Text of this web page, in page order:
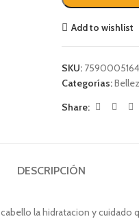
Add to wishlist
SKU:
Categorías:
Share:
DESCRIPCIÓN
la hidratacion y cuidado